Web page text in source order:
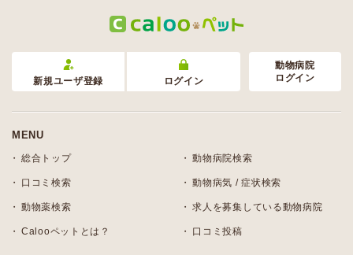
新規ユーザ登録 ログイン
動物病院
ログイン
MENU
総合トップ 動物病院検索
口コミ検索 動物病気 / 症状検索
動物薬検索 求人を募集している動物病院
Calooペットとは？ 口コミ投稿